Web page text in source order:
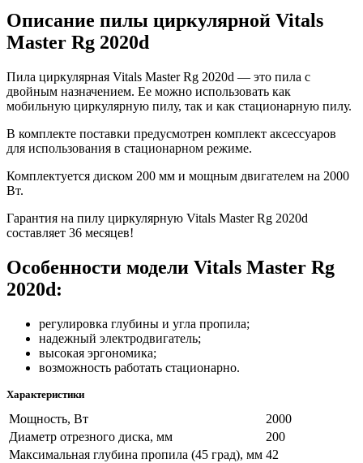
Описание пилы циркулярной Vitals
Master Rg 2020d
Пила циркулярная Vitals Master Rg 2020d — это пила с
двойным назначением. Ее можно использовать как
мобильную циркулярную пилу, так и как стационарную пилу.
В комплекте поставки предусмотрен комплект аксессуаров
для использования в стационарном режиме.
Комплектуется диском 200 мм и мощным двигателем на 2000
Вт.
Гарантия на пилу циркулярную Vitals Master Rg 2020d
составляет 36 месяцев!
Особенности модели Vitals Master Rg
2020d:
регулировка глубины и угла пропила;
надежный электродвигатель;
высокая эргономика;
возможность работать стационарно.
Характеристики
Мощность, Вт
2000
Диаметр отрезного диска, мм
200
Максимальная глубина пропила (45 град), мм 42